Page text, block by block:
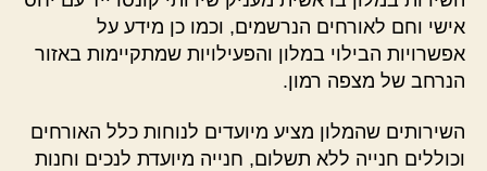
אישי וחם לאורחים הנרשמים, וכמו כן מידע על
אפשרויות הבילוי במלון והפעילויות שמתקיימות באזור
הנרחב של מצפה רמון.
השירותים שהמלון מציע מיועדים לנוחות כלל האורחים
וכוללים חנייה ללא תשלום, חנייה מיועדת לנכים וחנות